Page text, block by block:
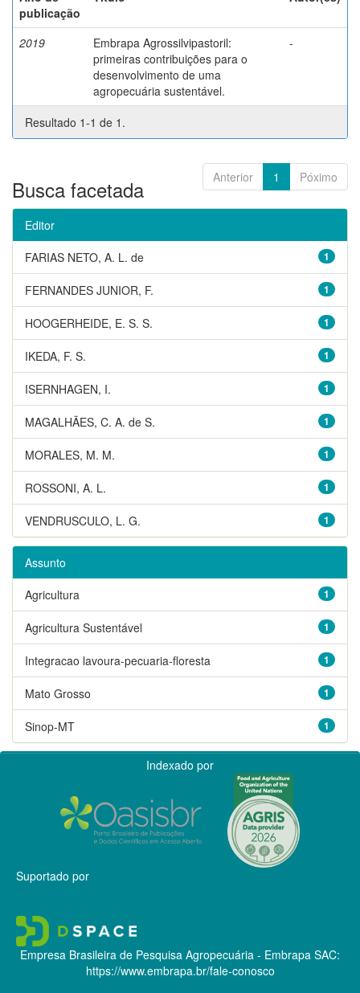
publicação
2019
Embrapa Agrossilvipastoril:
primeiras contribuições para o
desenvolvimento de uma
agropecuária sustentável.
-
Resultado 1-1 de 1.
Anterior 1 Póximo
Busca facetada
Editor
1
FARIAS NETO, A. L. de
1
FERNANDES JUNIOR, F.
1
HOOGERHEIDE, E. S. S.
1
IKEDA, F. S.
1
ISERNHAGEN, I.
1
MAGALHÃES, C. A. de S.
1
MORALES, M. M.
1
ROSSONI, A. L.
1
VENDRUSCULO, L. G.
Assunto
1
Agricultura
1
Agricultura Sustentável
1
Integracao lavoura-pecuaria-floresta
1
Mato Grosso
1
Sinop-MT
Indexado por
Suportado por
Empresa Brasileira de Pesquisa Agropecuária - Embrapa SAC:
https://www.embrapa.br/fale-conosco